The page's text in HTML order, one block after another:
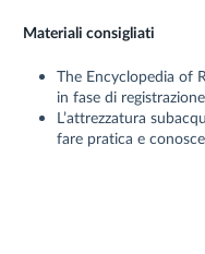
Materiali consigliati
The Encyclopedia of
in fase di
L’attrezzatura
fare pratica e